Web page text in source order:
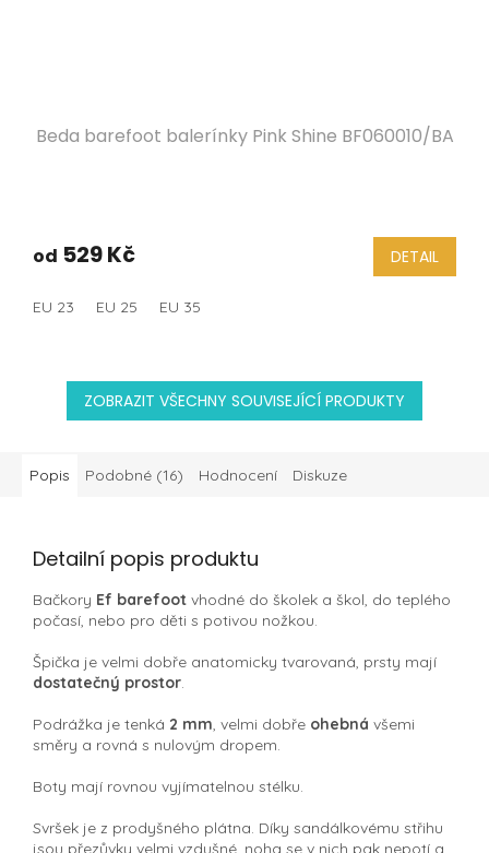
Beda barefoot balerínky Pink Shine BF060010/BA
produktu
z
od 529 Kč DETAIL
EU 23 EU 25 EU 35
ZOBRAZIT VŠECHNY SOUVISEJÍCÍ PRODUKTY
Popis Podobné (16) Hodnocení Diskuze
Detailní popis produktu
Bačkory Ef barefoot vhodné do školek a škol, do teplého
počasí, nebo pro děti s potivou nožkou.
Špička je velmi dobře anatomicky tvarovaná, prsty mají
dostatečný prostor.
Podrážka je tenká 2 mm, velmi dobře ohebná všemi
směry a rovná s nulovým dropem.
Boty mají rovnou vyjímatelnou stélku.
Svršek je z prodyšného plátna. Díky sandálkovému střihu